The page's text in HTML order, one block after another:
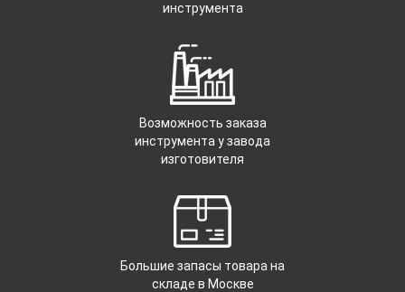
инструмента
Возможность заказа
инструмента у завода
изготовителя
Большие запасы товара на
складе в Москве